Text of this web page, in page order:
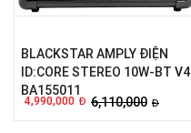
BLACKSTAR AMPLY ĐIỆN
ID:CORE STEREO 10W-BT V4
BA155011
4,990,000 Đ 6,110,000 Đ